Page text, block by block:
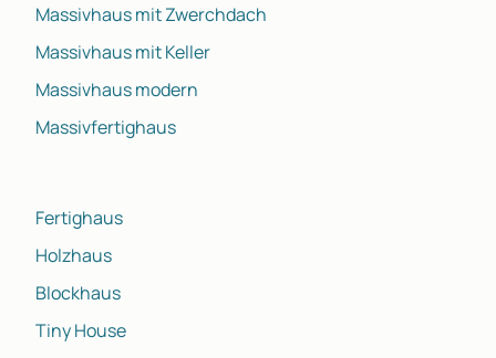
Massivhaus mit Zwerchdach
Massivhaus mit Keller
Massivhaus modern
Massivfertighaus
Fertighaus
Holzhaus
Blockhaus
Tiny House